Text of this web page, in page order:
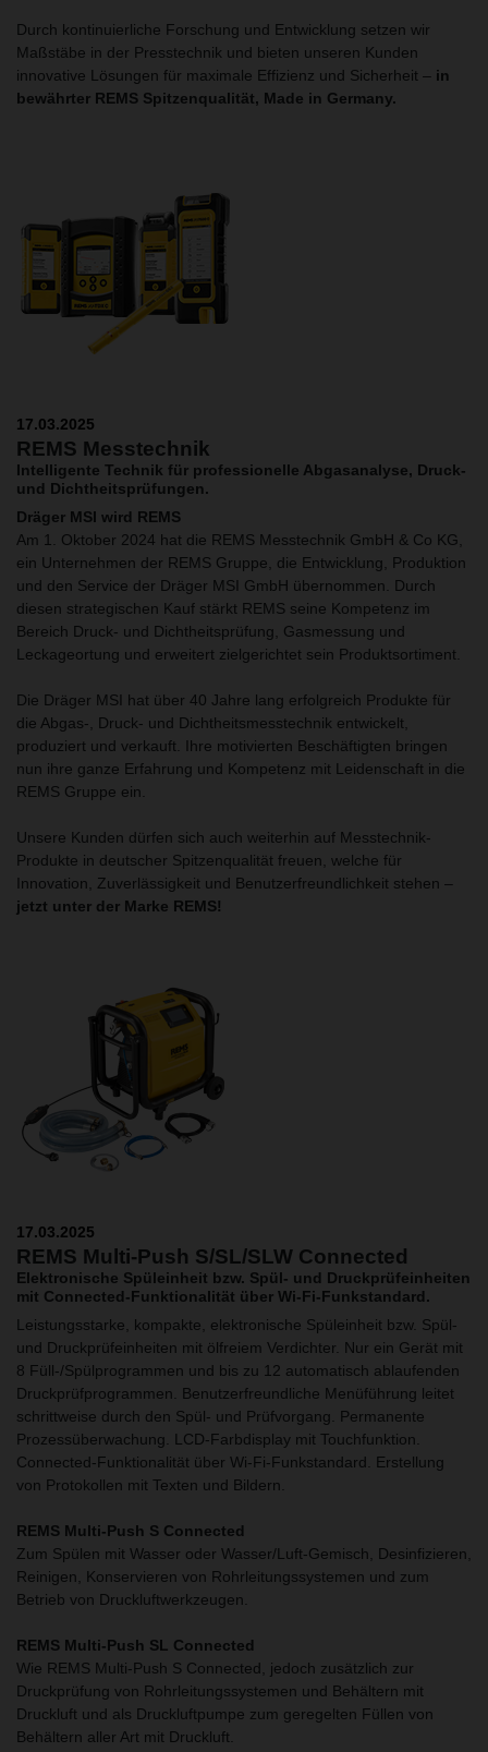
Durch kontinuierliche Forschung und Entwicklung setzen wir
Maßstäbe in der Presstechnik und bieten unseren Kunden
innovative Lösungen für maximale Effizienz und Sicherheit – in
bewährter REMS Spitzenqualität, Made in Germany.
17.03.2025
REMS Messtechnik
Intelligente Technik für professionelle Abgasanalyse, Druck-
und Dichtheitsprüfungen.
Dräger MSI wird REMS
Am 1. Oktober 2024 hat die REMS Messtechnik GmbH & Co KG,
ein Unternehmen der REMS Gruppe, die Entwicklung, Produktion
und den Service der Dräger MSI GmbH übernommen. Durch
diesen strategischen Kauf stärkt REMS seine Kompetenz im
Bereich Druck- und Dichtheitsprüfung, Gasmessung und
Leckageortung und erweitert zielgerichtet sein Produktsortiment.
Die Dräger MSI hat über 40 Jahre lang erfolgreich Produkte für
die Abgas-, Druck- und Dichtheitsmesstechnik entwickelt,
produziert und verkauft. Ihre motivierten Beschäftigten bringen
nun ihre ganze Erfahrung und Kompetenz mit Leidenschaft in die
REMS Gruppe ein.
Unsere Kunden dürfen sich auch weiterhin auf Messtechnik-
Produkte in deutscher Spitzenqualität freuen, welche für
Innovation, Zuverlässigkeit und Benutzerfreundlichkeit stehen –
jetzt unter der Marke REMS!
17.03.2025
REMS Multi-Push S/SL/SLW Connected
Elektronische Spüleinheit bzw. Spül- und Druckprüfeinheiten
mit Connected-Funktionalität über Wi-Fi-Funkstandard.
Leistungsstarke, kompakte, elektronische Spüleinheit bzw. Spül-
und Druckprüfeinheiten mit ölfreiem Verdichter. Nur ein Gerät mit
8 Füll-/Spülprogrammen und bis zu 12 automatisch ablaufenden
Druckprüfprogrammen. Benutzerfreundliche Menüführung leitet
schrittweise durch den Spül- und Prüfvorgang. Permanente
Prozessüberwachung. LCD-Farbdisplay mit Touchfunktion.
Connected-Funktionalität über Wi-Fi-Funkstandard. Erstellung
von Protokollen mit Texten und Bildern.
REMS Multi-Push S Connected
Zum Spülen mit Wasser oder Wasser/Luft-Gemisch, Desinfizieren,
Reinigen, Konservieren von Rohrleitungssystemen und zum
Betrieb von Druckluftwerkzeugen.
REMS Multi-Push SL Connected
Wie REMS Multi-Push S Connected, jedoch zusätzlich zur
Druckprüfung von Rohrleitungs­systemen und Behältern mit
Druckluft und als Druckluftpumpe zum geregelten Füllen von
Behältern aller Art mit Druckluft.